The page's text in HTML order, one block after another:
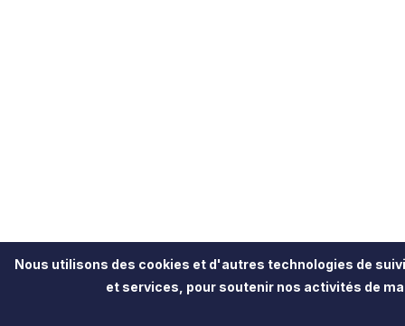
Nous utilisons des cookies et d'autres technologies de
et services, pour soutenir nos activités de